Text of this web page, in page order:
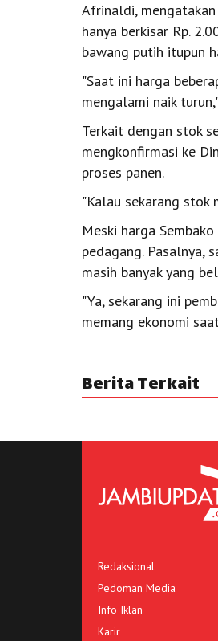
Afrinaldi,
hanya berkisar Rp.
bawang putih itupun
"Saat ini harga
mengalami naik
Terkait dengan stok
mengkonfirmasi ke
proses panen.
"Kalau sekarang stok
Meski harga
pedagang. Pasalnya,
masih banyak yang
"Ya, sekarang ini
memang ekonomi
Berita Terkait
Redaksional
Pedoman Media
Info Iklan
Karir